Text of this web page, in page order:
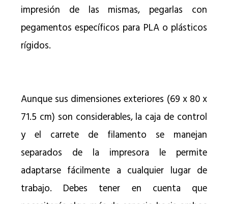
impresión de las mismas, pegarlas con
pegamentos específicos para PLA o plásticos
rígidos.
Aunque sus dimensiones exteriores (69 x 80 x
71.5 cm) son considerables, la caja de control
y el carrete de filamento se manejan
separados de la impresora le permite
adaptarse fácilmente a cualquier lugar de
trabajo. Debes tener en cuenta que